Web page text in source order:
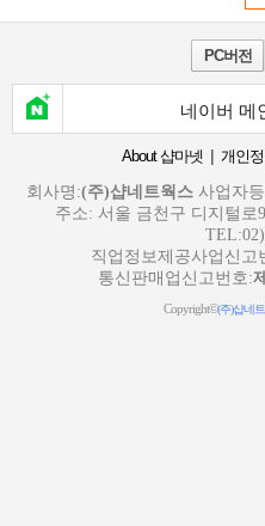
PC버전
네이버 메
About 샵마넷 | 개인
회사명:(주)샵네트웍스 사업자
주소: 서울 금천구 디지털로
직업정보제공사업신고
통신판매업신고번호:
Copyright©(주)샵네